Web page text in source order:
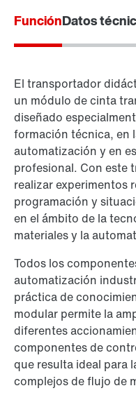
FunciónDatos
El transportador
un módulo de cinta
diseñado
formación técnica, en
automatización y en
profesional. Con este
realizar experimentos
programación y
en el ámbito de la
materiales y la
Todos los
automatización
práctica de
modular permite la
diferentes
componentes de
que resulta ideal para
complejos de flujo de